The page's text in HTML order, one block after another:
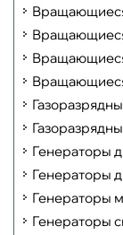
Генераторы
Генераторы
Генераторы
Генераторы